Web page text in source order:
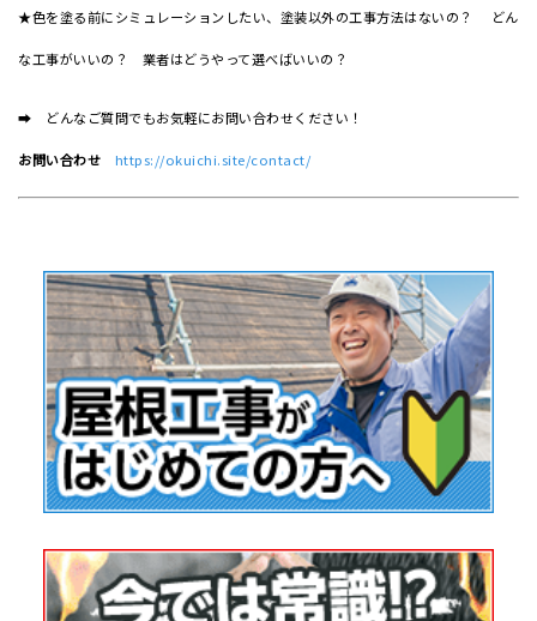
★色を塗る前にシミュレーションしたい、塗装以外の工事方法はないの？ どん
な工事がいいの？ 業者はどうやって選べばいいの？
➡ どんなご質問でもお気軽にお問い合わせください！
お問い合わせ https://okuichi.site/contact/